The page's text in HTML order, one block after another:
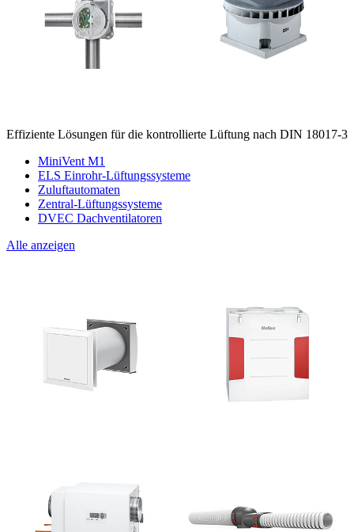
Effiziente Lösungen für die kontrollierte Lüftung nach DIN 18017-3
MiniVent M1
ELS Einrohr-Lüftungssysteme
Zuluftautomaten
Zentral-Lüftungssysteme
DVEC Dachventilatoren
Alle anzeigen